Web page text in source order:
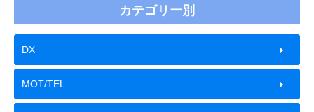
カテゴリー別
DX
MOT/TEL